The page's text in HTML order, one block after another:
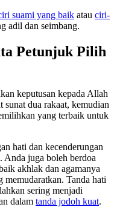
suami yang baik atau ciri-
adil dan seimbang.
Petunjuk Pilih
keputusan kepada Allah
sunat dua rakaat, kemudian
yang terbaik untuk
hati dan kecenderungan
Anda juga boleh berdoa
akhlak dan agamanya
memudaratkan. Tanda hati
sering menjadi
dalam tanda jodoh kuat.